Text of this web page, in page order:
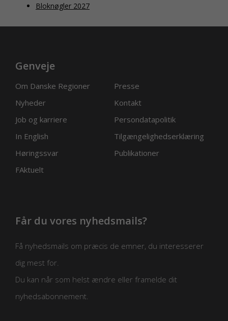
Bloknøgler 2027
Genveje
Om Danske Regioner
Presse
Nyheder
Kontakt
Job og karriere
Persondatapolitik
In English
Tilgængelighedserklæring
Høringssvar
Publikationer
FAktuelt
Får du vores nyhedsmails?
Få nyhedsmails om præcis de emner, du interesserer
dig mest for.
Du kan når som helst ændre eller framelde dit
nyhedsabonnement.